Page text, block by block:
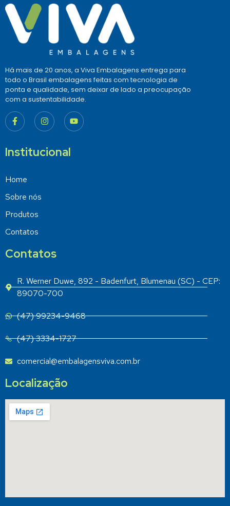
Há mais de 20 anos, a Viva Embalagens entrega para
todo o Brasil embalagens feitas com tecnologia de
ponta e qualidade, sem deixar de lado a preocupação
com a sustentabilidade.
Institucional
Home
Sobre nós
Produtos
Contatos
Contatos
R. Werner Duwe, 892 - Badenfurt, Blumenau (SC) - CEP:
89070-700
(47) 99234-9468
(47) 3334-1727
comercial@embalagensviva.com.br
Localização